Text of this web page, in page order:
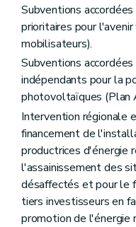
Subventions
prioritaires pour
mobilisateurs).
Subventions
indépendants pour la
photovoltaïques (Plan
Intervention régionale
financement de
productrices d'énergie
l'assainissement des
désaffectés et pour le
tiers investisseurs en
promotion de l'énergie